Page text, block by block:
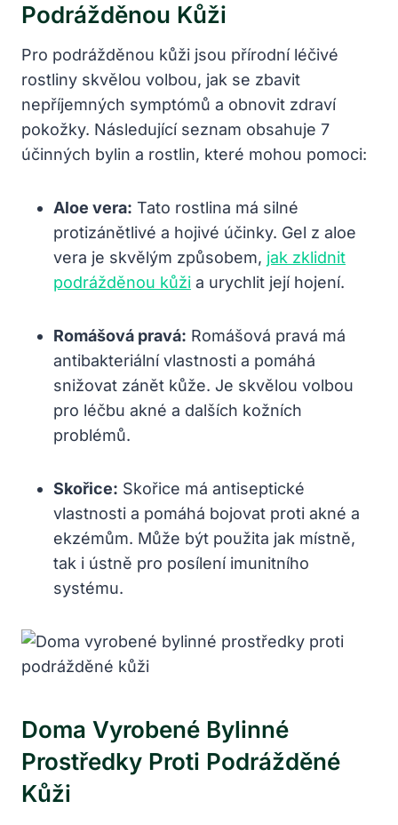
Podrážděnou Kůži
Pro podrážděnou kůži jsou přírodní léčivé
rostliny skvělou volbou, jak se zbavit
nepříjemných symptómů a obnovit zdraví
pokožky. Následující seznam obsahuje 7
účinných bylin a rostlin, které mohou pomoci:
Aloe vera: Tato rostlina má silné
protizánětlivé a hojivé účinky. Gel z aloe
vera je skvělým způsobem, jak zklidnit
podrážděnou kůži a urychlit její hojení.
Romášová pravá: Romášová pravá má
antibakteriální vlastnosti a pomáhá
snižovat zánět kůže. Je skvělou volbou
pro léčbu akné a dalších kožních
problémů.
Skořice: Skořice má antiseptické
vlastnosti a pomáhá bojovat proti akné a
ekzémům. Může být použita jak místně,
tak i ústně pro posílení imunitního
systému.
Doma Vyrobené Bylinné
Prostředky Proti Podrážděné
Kůži